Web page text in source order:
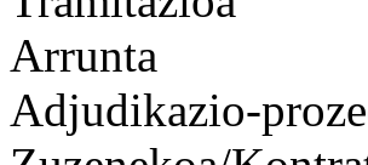
Arrunta
Adjudikazio-